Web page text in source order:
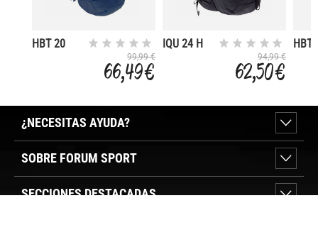
HBT 20
99,99 €
66,49 €
IQU 24 H
94,99 €
62,50 €
HBT
¿NECESITAS AYUDA?
SOBRE FORUM SPORT
SECCIONES DESTACADAS